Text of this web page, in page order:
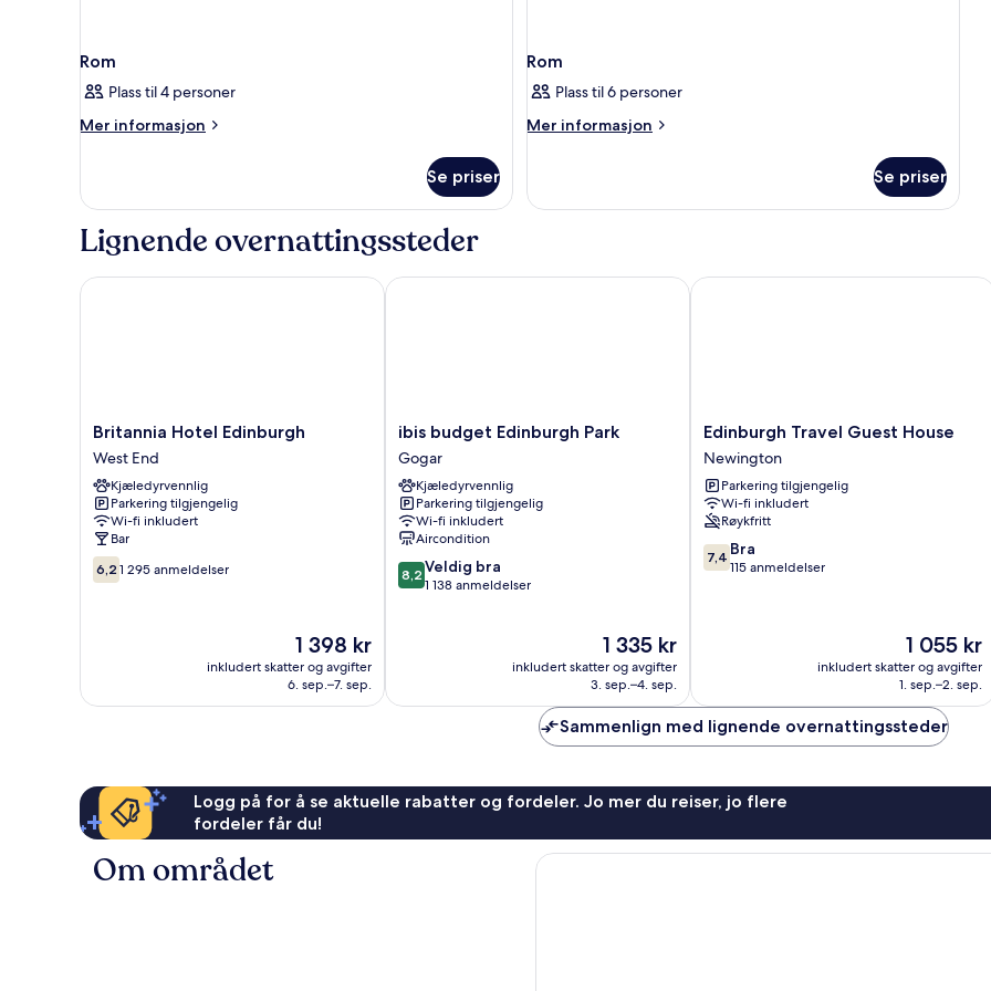
Rom
Plass til 4 personer
Mer informasjon
Mer
Se priser
Rom
Plass til 6 personer
Mer informasjon
Mer
Se priser
Lignende overnattingssteder
Britannia
Hotel
Edinburgh
West
End
Britannia Hotel Edinburgh
West End
Kjæledyrvennlig
Parkering tilgjengelig
Wi-fi inkludert
Bar
6.2
av
6,2 1 295 anmeldelser
Prisen
er
1 398 kr
1 398 kr
inkludert skatter og avgifter
6. sep.–7. sep.
Britannia Hotel Edinburgh
ibis
budget
Edinburgh
Park
Gogar
ibis budget Edinburgh Park
Gogar
Kjæledyrvennlig
Parkering tilgjengelig
Wi-fi inkludert
Aircondition
8.2
av
8,2 Veldig bra
1 138 anmeldelser
Prisen
er
1 335 kr
1 335 kr
inkludert skatter og avgifter
3. sep.–4. sep.
ibis budget Edinburgh Park
Edinburgh
Travel
Guest
House
Newington
Edinburgh Travel Guest House
Newington
Parkering tilgjengelig
Wi-fi inkludert
Røykfritt
7.4
av
7,4 Bra
115 anmeldelser
Prisen
er
1 055 kr
1 055 kr
inkludert skatter og avgifter
1. sep.–2. sep.
Edinburgh Travel Guest House
Sammenlign med lignende overnattingssteder
Logg på for å se aktuelle rabatter og fordeler. Jo mer du reiser, jo flere
fordeler får du!
Om området